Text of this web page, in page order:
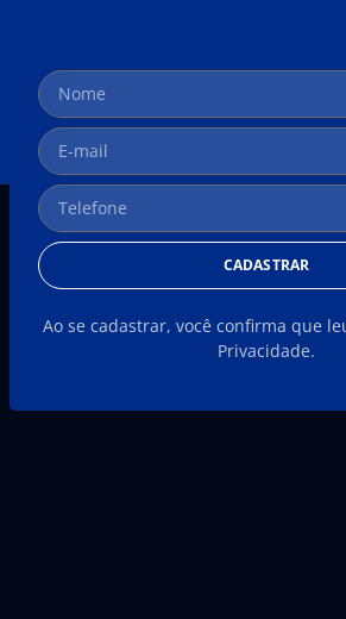
CADASTRAR
Ao se cadastrar, você confirma que
Privacidade.